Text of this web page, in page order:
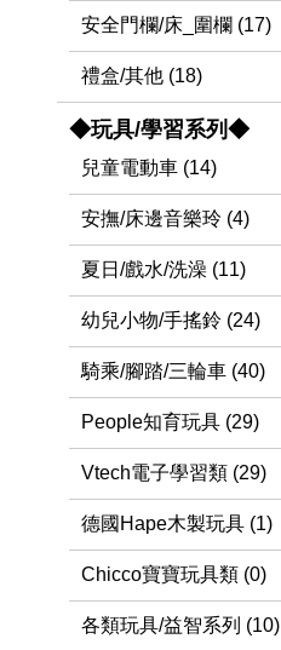
安全門欄/床_圍欄 (17)
禮盒/其他 (18)
◆玩具/學習系列◆
兒童電動車 (14)
安撫/床邊音樂玲 (4)
夏日/戲水/洗澡 (11)
幼兒小物/手搖鈴 (24)
騎乘/腳踏/三輪車 (40)
People知育玩具 (29)
Vtech電子學習類 (29)
德國Hape木製玩具 (1)
Chicco寶寶玩具類 (0)
各類玩具/益智系列 (10)